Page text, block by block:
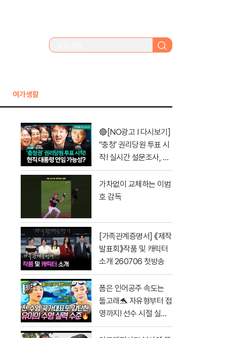
검
여가생활
🔴[NO광고 I 다시보기]
''충청' 권리당원 투표 시
작! 실시간 설문조사, 시
청자들이 선택한 당대표
1위는? I #이동형 #김민
석 #정청래 #전당대회
가차없이 교체하는 이범
호 감독
[가족관계증명서] 《제작
발표회》작품 및 캐릭터
소개 260706 첫방송
폼은 인어공주 속도는
돌고래🐬 자유형부터 접
영까지! 선수 시절 실력
그대로인 유이 클라스